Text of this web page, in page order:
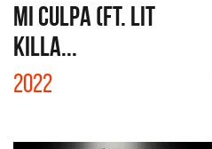
MI CULPA (FT. LIT
KILLA...
2022